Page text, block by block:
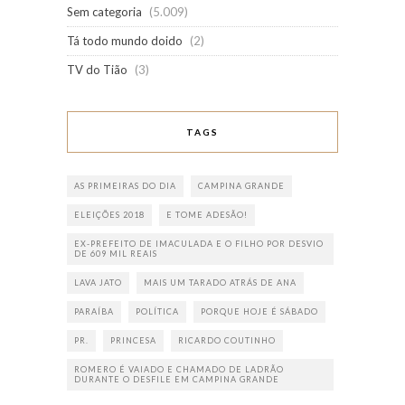
Sem categoria
(5.009)
Tá todo mundo doido
(2)
TV do Tião
(3)
TAGS
AS PRIMEIRAS DO DIA CAMPINA GRANDE
ELEIÇÕES 2018 E TOME ADESÃO!
EX-PREFEITO DE IMACULADA E O FILHO POR DESVIO
DE 609 MIL REAIS
LAVA JATO MAIS UM TARADO ATRÁS DE ANA
PARAÍBA POLÍTICA PORQUE HOJE É SÁBADO
PR. PRINCESA RICARDO COUTINHO
ROMERO É VAIADO E CHAMADO DE LADRÃO
DURANTE O DESFILE EM CAMPINA GRANDE